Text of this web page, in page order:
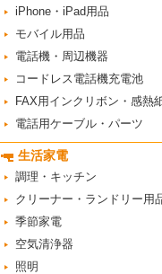
iPhone・iPad用品
モバイル用品
電話機・周辺機器
コードレス電話機充電池
FAX用インクリボン・感熱
電話用ケーブル・パーツ
生活家電
調理・キッチン
クリーナー・ランドリー用
季節家電
空気清浄器
照明